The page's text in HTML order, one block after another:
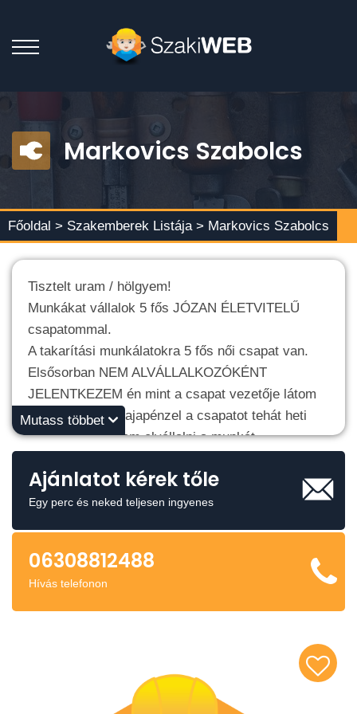
Markovics Szabolcs
Főoldal > Szakemberek Listája > Markovics Szabolcs
Tisztelt uram / hölgyem!
Munkákat vállalok 5 fős JÓZAN ÉLETVITELŰ
csapatommal.
A takarítási munkálatokra 5 fős női csapat van.
Elsősorban NEM ALVÁLLALKOZÓKÉNT
JELENTKEZEM én mint a csapat vezetője látom
el minden napi kajapénzel a csapatot tehát heti
fizetéssel szoktam elvállalni a munkát
támogatása.
Földmunka (ásás , csatornázás,kábel fektetés).
Takarítás
Lépcsőházak takarítása
Kész építőipari iroda házak takarítása
Mutass többet
Ajánlatot kérek tőle
Egy perc és neked teljesen ingyenes
06308812488
Hívás telefonon